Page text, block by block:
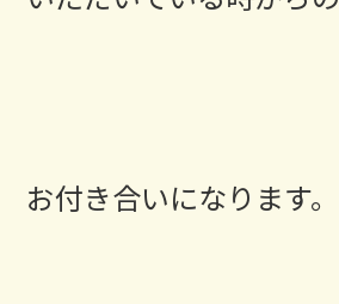
お付き合いになります。